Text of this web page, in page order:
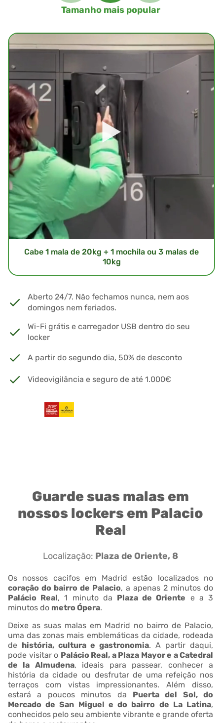
Tamanho mais popular
Cabe 1 mala de 20kg + 1 mochila ou 3 malas de
10kg
Aberto 24/7. Não fechamos nunca, nem aos
domingos nem feriados.
Wi-Fi grátis e carregador USB dentro do seu
locker
A partir do segundo dia, 50% de desconto
Videovigilância e seguro de até 1.000€
Guarde suas malas em
nossos lockers em Palacio
Real
Localização: Plaza de Oriente, 8
Os nossos cacifos em Madrid estão localizados no
coração do bairro de Palacio, a apenas 2 minutos do
Palácio Real, 1 minuto da Plaza de Oriente e a 3
minutos do metro Ópera.
Deixe as suas malas em Madrid no bairro de Palacio,
uma das zonas mais emblemáticas da cidade, rodeada
de história, cultura e gastronomia. A partir daqui,
pode visitar o Palácio Real, a Plaza Mayor e a Catedral
de la Almudena, ideais para passear, conhecer a
história da cidade ou desfrutar de uma refeição nos
terraços com vistas impressionantes. Além disso,
estará a poucos minutos da Puerta del Sol, do
Mercado de San Miguel e do bairro de La Latina,
conhecidos pelo seu ambiente vibrante e grande oferta